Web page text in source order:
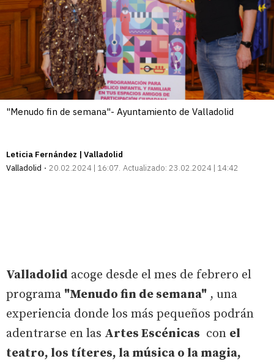
"Menudo fin de semana"- Ayuntamiento de Valladolid
Leticia Fernández | Valladolid
Valladolid
20.02.2024 | 16:07 Actualizado: 23.02.2024 | 14:42
Valladolid acoge desde el mes de febrero el
programa "Menudo fin de semana" , una
experiencia donde los más pequeños podrán
adentrarse en las Artes Escénicas con el
teatro, los títeres, la música o la magia,